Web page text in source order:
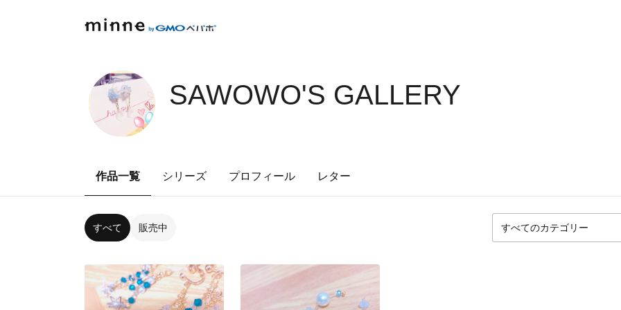
SAWOWO'S GALLERY
作品一覧 シリーズ プロフィール レター
すべて 販売中